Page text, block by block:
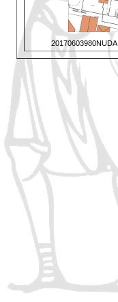
20170603980NUDA